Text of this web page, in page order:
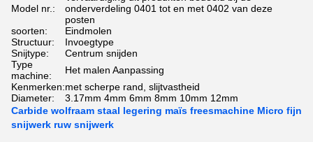
Model nr.:
onderverdeling 0401 tot en met 0402 van deze
posten
soorten:
Eindmolen
Structuur:
Invoegtype
Snijtype:
Centrum snijden
Type
machine:
Het malen Aanpassing
Kenmerken:met scherpe rand, slijtvastheid
Diameter:
3.17mm 4mm 6mm 8mm 10mm 12mm
Carbide wolfraam staal legering maïs freesmachine Micro fijn
snijwerk ruw snijwerk